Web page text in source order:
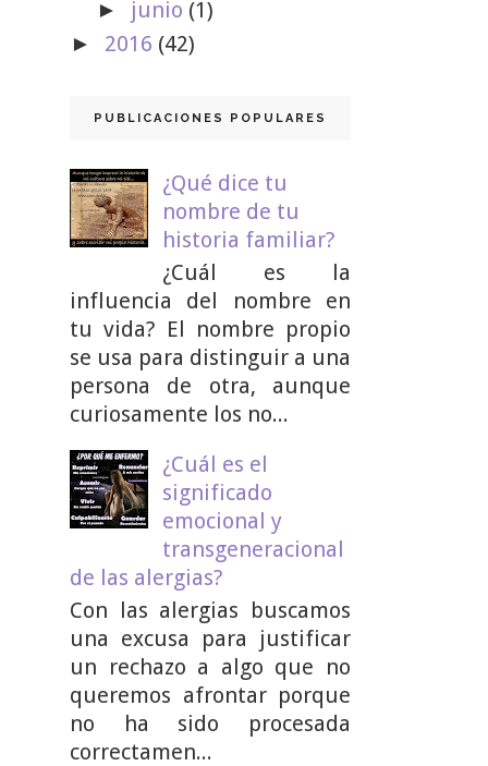
► junio (1)
► 2016 (42)
PUBLICACIONES POPULARES
¿Qué dice tu
nombre de tu
historia familiar?
¿Cuál es la
influencia del nombre en
tu vida? El nombre propio
se usa para distinguir a una
persona de otra, aunque
curiosamente los no...
¿Cuál es el
significado
emocional y
transgeneracional
de las alergias?
Con las alergias buscamos
una excusa para justificar
un rechazo a algo que no
queremos afrontar porque
no ha sido procesada
correctamen...